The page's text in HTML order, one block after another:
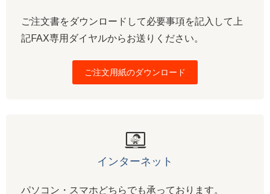
ご注文書をダウンロードして必要事項を記入して上
記FAX専用ダイヤルからお送りください。
ご注文用紙のダウンロード
インターネット
パソコン・スマホどちらでも承っております。